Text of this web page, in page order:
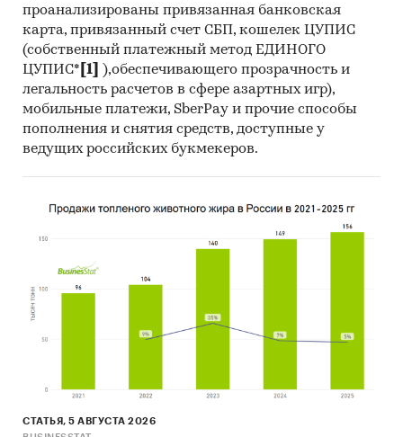
проанализированы привязанная банковская
карта, привязанный счет СБП, кошелек ЦУПИС
(собственный платежный метод ЕДИНОГО
ЦУПИС* [1]
),обеспечивающего прозрачность и
легальность расчетов в сфере азартных игр),
мобильные платежи, SberPay и прочие способы
пополнения и снятия средств, доступные у
ведущих российских букмекеров.
СТАТЬЯ, 5 АВГУСТА 2026